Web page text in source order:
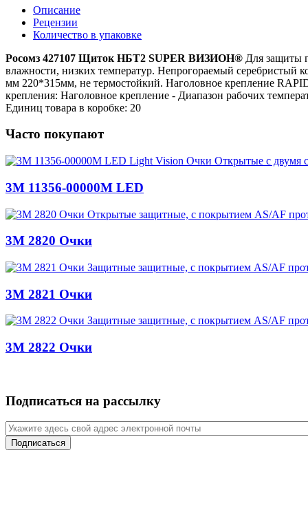
Описание
Рецензии
Количество в упаковке
Росомз 427107 Щиток НБТ2 SUPER ВИЗИОН® Для защиты
влажности, низких температур. Непрогораемый серебристый
мм 220*315мм, не термостойкий. Наголовное крепление
крепления: Наголовное крепление - Диапазон рабочих
Единиц товара в коробке: 20
Часто покупают
3M 11356-00000M LED
3M 2820 Очки
3M 2821 Очки
3M 2822 Очки
Подписаться на рассылку